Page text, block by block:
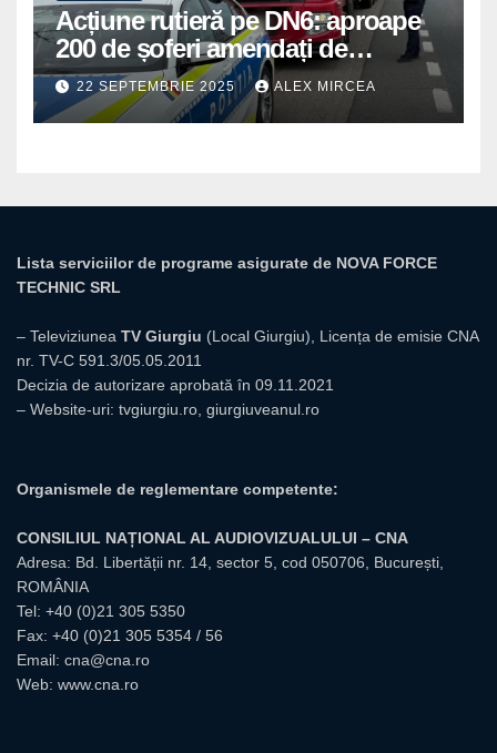
Acțiune rutieră pe DN6: aproape
200 de șoferi amendați de
polițiștii din Mihăilești
22 SEPTEMBRIE 2025 ALEX MIRCEA
Lista serviciilor de programe asigurate de NOVA FORCE
TECHNIC SRL
– Televiziunea TV Giurgiu (Local Giurgiu), Licența de emisie CNA
nr. TV-C 591.3/05.05.2011
Decizia de autorizare aprobată în 09.11.2021
– Website-uri: tvgiurgiu.ro giurgiuveanul.ro
Organismele de reglementare competente:
CONSILIUL NAȚIONAL AL AUDIOVIZUALULUI – CNA
Adresa: Bd. Libertății nr. 14, sector 5, cod 050706, București,
ROMÂNIA
Tel: +40 (0)21 305 5350
Fax: +40 (0)21 305 5354 / 56
Email: cna@cna.ro
Web: www.cna.ro